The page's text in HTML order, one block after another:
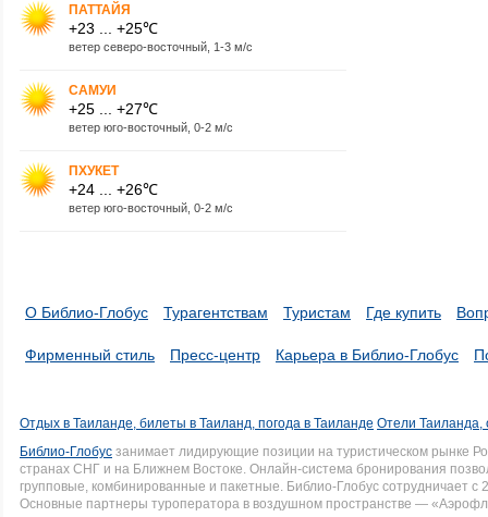
ПАТТАЙЯ
+23 ... +25℃
ветер северо-восточный, 1-3 м/с
САМУИ
+25 ... +27℃
ветер юго-восточный, 0-2 м/с
ПХУКЕТ
+24 ... +26℃
ветер юго-восточный, 0-2 м/с
О Библио-Глобус Турагентствам Туристам Где купить
Фирменный стиль Пресс-центр Карьера в Библио-Глобус
Отдых в Таиланде, билеты в Таиланд, погода в Таиланде Отели Таиланда,
Библио-Глобус занимает лидирующие позиции на туристическом рынке
странах СНГ и на Ближнем Востоке. Онлайн-система бронирования
групповые, комбинированные и пакетные. Библио-Глобус сотрудничает
Основные партнеры туроператора в воздушном пространстве —